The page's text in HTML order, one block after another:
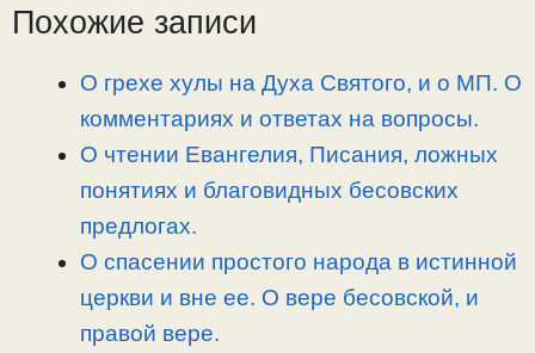
n
a
o
и
Похожие записи
О грехе хулы на Духа Святого, и о МП. О
комментариях и ответах на вопросы.
О чтении Евангелия, Писания, ложных
понятиях и благовидных бесовских
предлогах.
О спасении простого народа в истинной
церкви и вне ее. О вере бесовской, и
правой вере.